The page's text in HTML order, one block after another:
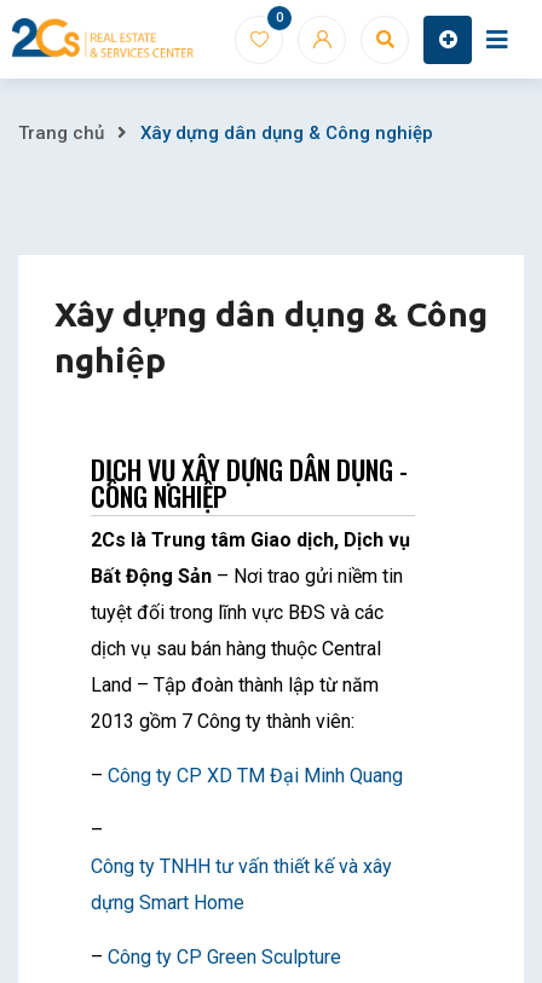
0
Trang chủ Xây dựng dân dụng & Công nghiệp
Xây dựng dân dụng & Công
nghiệp
DỊCH VỤ XÂY DỰNG DÂN DỤNG -
CÔNG NGHIỆP
2Cs là Trung tâm Giao dịch, Dịch vụ
Bất Động Sản – Nơi trao gửi niềm tin
tuyệt đối trong lĩnh vực BĐS và các
dịch vụ sau bán hàng thuộc Central
Land – Tập đoàn thành lập từ năm
2013 gồm 7 Công ty thành viên:
– Công ty CP XD TM Đại Minh Quang
–
Công ty TNHH tư vấn thiết kế và xây
dựng Smart Home
– Công ty CP Green Sculpture